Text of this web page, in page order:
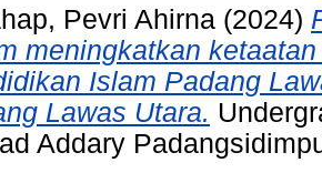
Pevri Ahirna (2024)
meningkatkan
Islam Padang
Lawas Utara.
Addary